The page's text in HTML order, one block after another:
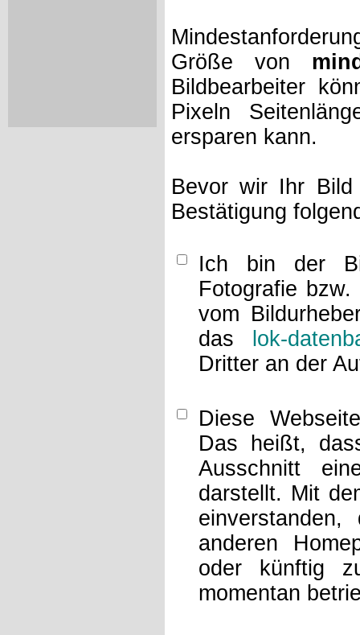
Größe von
Bildbearbeiter
Pixeln
ersparen kann.
Bevor wir Ihr
Bestätigung
Ich bin der
Fotografie
vom
das
lok-
Dritter an der
Diese
Das heißt,
Ausschnitt
darstellt. Mit
anderen
oder künftig
momentan